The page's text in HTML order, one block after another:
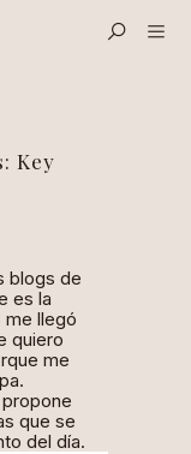
Key
blogs de
es la
me llegó
quiero
me
que se
del día.